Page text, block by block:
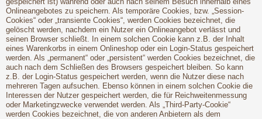
Onlineangebotes zu speichern. Als temporäre Cookies, bzw. „Session-
Cookies“ oder „transiente Cookies“, werden Cookies bezeichnet, die
gelöscht werden, nachdem ein Nutzer ein Onlineangebot verlässt und
seinen Browser schließt. In einem solchen Cookie kann z.B. der Inhalt
eines Warenkorbs in einem Onlineshop oder ein Login-Status gespeichert
werden. Als „permanent“ oder „persistent“ werden Cookies bezeichnet, die
auch nach dem Schließen des Browsers gespeichert bleiben. So kann
z.B. der Login-Status gespeichert werden, wenn die Nutzer diese nach
mehreren Tagen aufsuchen. Ebenso können in einem solchen Cookie die
Interessen der Nutzer gespeichert werden, die für Reichweitenmessung
oder Marketingzwecke verwendet werden. Als „Third-Party-Cookie“
werden Cookies bezeichnet, die von anderen Anbietern als dem